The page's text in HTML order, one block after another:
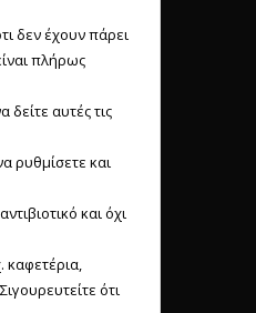
δεν έχουν πάρει
πλήρως
αυτές τις
ρυθμίσετε και
και όχι
καφετέρια,
ότι